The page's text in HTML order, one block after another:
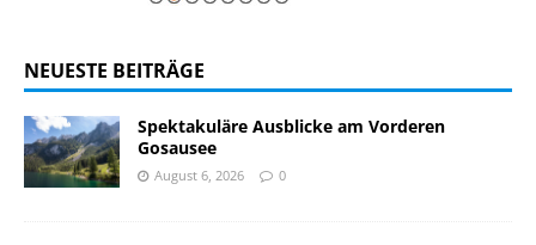
NEUESTE BEITRÄGE
Spektakuläre Ausblicke am Vorderen
Gosausee
August 6, 2026 0